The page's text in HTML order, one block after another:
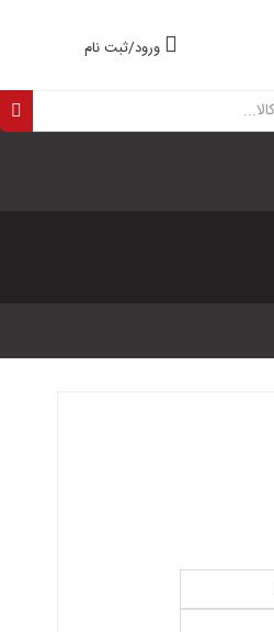
ورود/ثبت نام